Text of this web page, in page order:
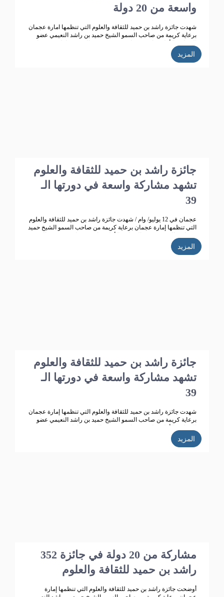
واسعة من 20 دولة
شهدت جائزة راشد بن حميد للثقافة والعلوم التي تنظمها امارة عجمان
برعاية كريمة من صاحب السمو الشيخ حميد بن راشد النعيمي عضو
بن صقر آل نهيان رئيسة جمعية أم المؤمنين ، تطوراً كبيراً وانتشاراً
المزيد
جائزة راشد بن حميد للثقافة والعلوم
تشهد مشاركة واسعة في دورتها الـ
39
عجمان في 12 يوليو/ وام / شهدت جائزة راشد بن حميد للثقافة والعلوم
التي تنظمها إمارة عجمان برعاية كريمة من صاحب السمو الشيخ حميد
فاطمة بنت زايد بن صقر آل نهيان رئيسة جمعية أم المؤمنين.. تطوراً
المزيد
جائزة راشد بن حميد للثقافة والعلوم
تشهد مشاركة واسعة في دورتها الـ
39
شهدت جائزة راشد بن حميد للثقافة والعلوم التي تنظمها إمارة عجمان
برعاية كريمة من صاحب السمو الشيخ حميد بن راشد النعيمي عضو
صقر آل نهيان رئيسة جمعية أم المؤمنين.. تطوراً كبيراً وانتشاراً واسعاً
المزيد
352 مشاركة من 20 دولة في جائزة
راشد بن حميد للثقافة والعلوم
أوضحت جائزة راشد بن حميد للثقافة والعلوم التي تنظمها إمارة